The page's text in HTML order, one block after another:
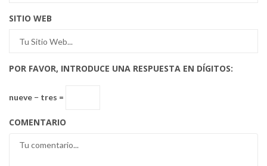
SITIO WEB
POR FAVOR, INTRODUCE UNA RESPUESTA EN DÍGITOS:
nueve − tres =
COMENTARIO